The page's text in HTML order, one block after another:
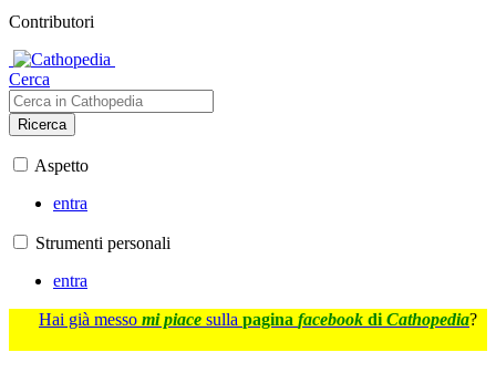
Contributori
Cerca
Ricerca
Aspetto
entra
Strumenti personali
entra
Hai già messo mi piace sulla pagina facebook di Cathopedia?